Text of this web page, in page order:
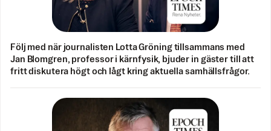
Följ med när journalisten Lotta Gröning tillsammans med
Jan Blomgren, professor i kärnfysik, bjuder in gäster till att
fritt diskutera högt och lågt kring aktuella samhällsfrågor.